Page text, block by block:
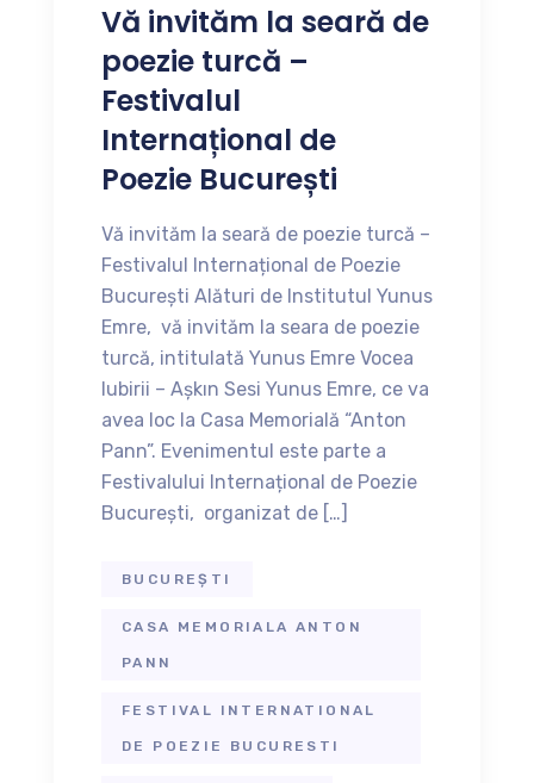
Vă invităm la seară de
poezie turcă –
Festivalul
Internațional de
Poezie București
Vă invităm la seară de poezie turcă –
Festivalul Internațional de Poezie
București Alături de Institutul Yunus
Emre, vă invităm la seara de poezie
turcă, intitulată Yunus Emre Vocea
Iubirii – Aşkın Sesi Yunus Emre, ce va
avea loc la Casa Memorială “Anton
Pann”. Evenimentul este parte a
Festivalului Internațional de Poezie
București, organizat de […]
BUCUREȘTI
CASA MEMORIALA ANTON
PANN
FESTIVAL INTERNATIONAL
DE POEZIE BUCURESTI